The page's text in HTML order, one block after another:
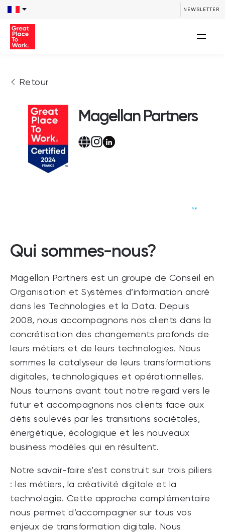
NEWSLETTER
Retour
Magellan Partners
Qui sommes-nous?
Magellan Partners est un groupe de Conseil en
Organisation et Systèmes d’information ancré
dans les Technologies et la Data. Depuis
2008, nous accompagnons nos clients dans la
concrétisation des changements profonds de
leurs métiers et de leurs technologies. Nous
sommes le catalyseur de leurs transformations
digitales, technologiques et opérationnelles.
Nous tournons avant tout notre regard vers le
futur et accompagnons nos clients face aux
défis soulevés par les transitions sociétales,
énergétique, écologique et les nouveaux
business modèles qui en résultent.
Notre savoir-faire s’est construit sur trois piliers
: les métiers, la créativité digitale et la
technologie. Cette approche complémentaire
nous permet d’accompagner sur tous vos
enjeux de transformation digitale. Nous